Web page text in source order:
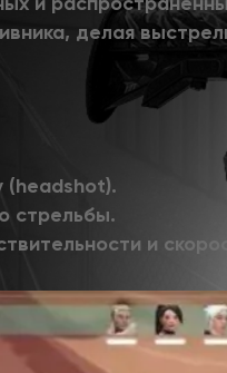
и
делая
(headshot).
стрельбы.
и